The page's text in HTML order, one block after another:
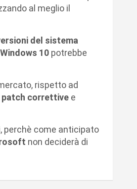
al meglio il
del sistema
Windows 10 potrebbe
rispetto ad
patch correttive e
perchè come anticipato
non deciderà di